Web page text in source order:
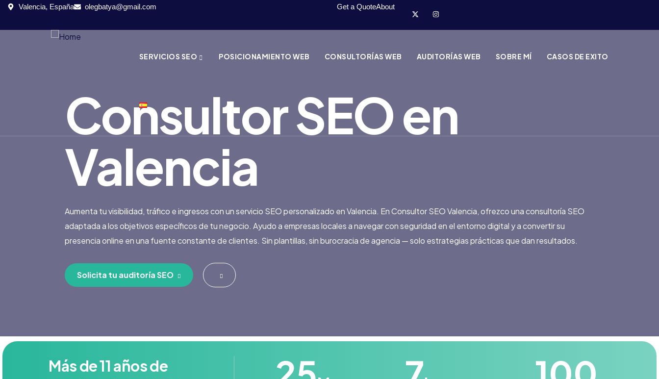
Valencia, España olegbatya@gmail.com Get a QuoteAbout
SERVICIOS SEO POSICIONAMIENTO WEB CONSULTORÍAS WEB AUDITORÍAS WEB SOBRE MÍ CASOS DE EXITO
Consultor SEO en
Valencia
Aumenta tu visibilidad, tráfico e ingresos con un servicio SEO personalizado en Valencia. En Consultor SEO Valencia, ofrezco una consultoría SEO
adaptada a los objetivos específicos de tu negocio. Ayudo a empresas locales a navegar con seguridad en el entorno digital y a convertir su
presencia online en una fuente constante de clientes. Sin plantillas, sin burocracia de agencia — solo estrategias prácticas que dan resultados.
Solicita tu auditoría SEO
Más de 11 años de